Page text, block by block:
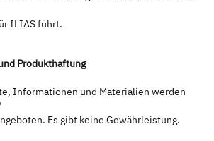
ILIAS führt.
Produkthaftung
Informationen und Materialien werden
Es gibt keine Gewährleistung.